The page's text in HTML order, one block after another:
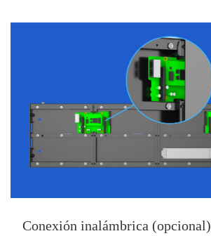
Conexión inalámbrica (opcional)